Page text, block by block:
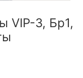
VIP-3, Бр1,